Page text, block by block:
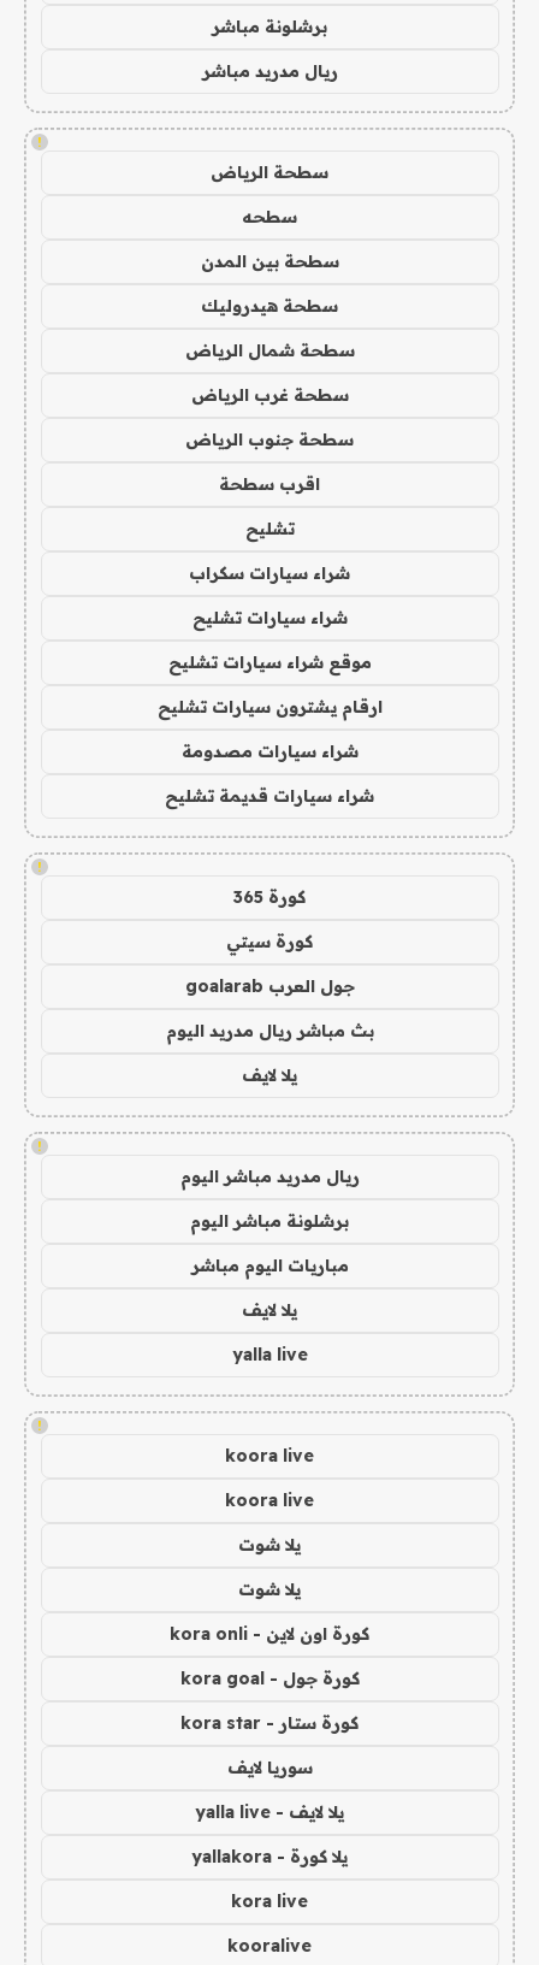
برشلونة مباشر
ريال مدريد مباشر
!
سطحة الرياض
سطحه
سطحة بين المدن
سطحة هيدروليك
سطحة شمال الرياض
سطحة غرب الرياض
سطحة جنوب الرياض
اقرب سطحة
تشليح
شراء سيارات سكراب
شراء سيارات تشليح
موقع شراء سيارات تشليح
ارقام يشترون سيارات تشليح
شراء سيارات مصدومة
شراء سيارات قديمة تشليح
!
كورة 365
كورة سيتي
جول العرب goalarab
بث مباشر ريال مدريد اليوم
يلا لايف
!
ريال مدريد مباشر اليوم
برشلونة مباشر اليوم
مباريات اليوم مباشر
يلا لايف
yalla live
!
koora live
koora live
يلا شوت
يلا شوت
كورة اون لاين - kora onli
كورة جول - kora goal
كورة ستار - kora star
سوريا لايف
يلا لايف - yalla live
يلا كورة - yallakora
kora live
kooralive